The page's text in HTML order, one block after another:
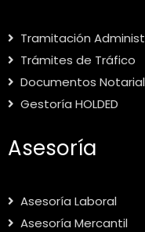
Tramitación
Trámites de Tráfico
Documentos
Gestoría HOLDED
Asesoría
Asesoría Laboral
Asesoría Mercantil